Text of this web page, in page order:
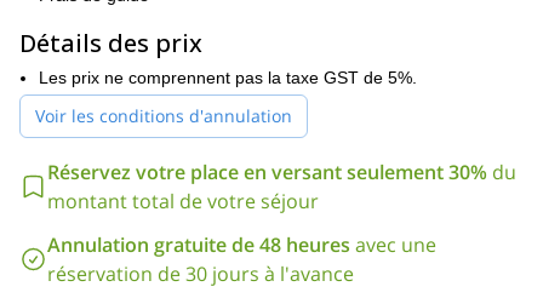
Qui dit grande taille dit grande variété. Vous aurez le choix entre
une longue liste de spots différents : de longues traversées
comme le
Traversée en fer de lance et le
à des descentes classiques comme DOA
argent à Whistler.
Peu d'endroits sont à la hauteur de leur réputation. Mais
Whistler le fait ! Si vous voulez en faire l'expérience par vous-
même, envoyez-moi une demande. Je serai heureux de vous
guider.
Détails des prix
Les prix ne comprennent pas la taxe GST de 5%.
Voir les conditions d'annulation
Réservez votre place en versant seulement 30% du
montant total de votre séjour
Annulation gratuite de 48 heures avec une
réservation de 30 jours à l'avance